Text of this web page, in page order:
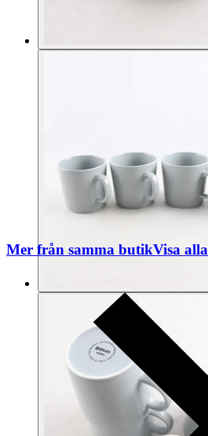
Mer från samma butikVisa alla